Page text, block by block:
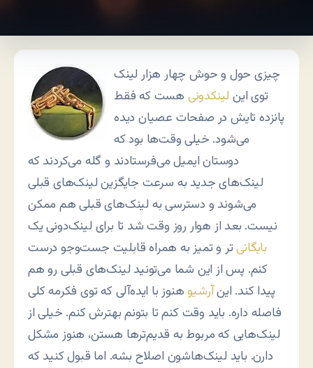
چیزی حول و حوش چهار هزار لینک
توی این لینکدونی هست که فقط
پانزده تایش در صفحات عصیان دیده
می‌شود. خیلی وقت‌ها بود که
دوستان ایمیل می‌فرستادند و گله می‌کردند که
لینک‌های جدید به سرعت جایگزین لینک‌های قبلی
می‌شوند و دسترسی به لینک‌های قبلی هم ممکن
نیست. بعد از هوار روز وقت شد تا برای لینک‌دونی یک
بایگانیتر و تمیز به همراه قابلیت جست‌وجو درست
کنم. پس از این شما می‌تونید لینک‌های قبلی رو هم
پیدا کند. اینآرشیوهنوز با ایده‌آلی که توی فکرمه کلی
فاصله داره. باید وقت کنم تا بتونم بهترش کنم. خیلی از
لینک‌هایی که مربوط به قدیم‌ترها هستن، هنوز مشکل
دارن. باید لینک‌هاشون اصلاح بشه. اما قبول کنید که